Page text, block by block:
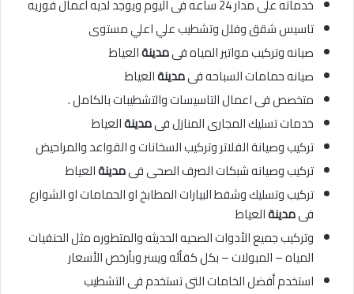
خدماته على مدار 24 ساعه فى اليوم ويوجد لديه أعمال فوريه
تاسيس شقق وفلل وتشطيب علي اعلي مستوى
صيانه وتركيب مواتير المياه فىمدينةالعياط
صيانه حمامات السباحه فىمدينةالعياط
متخصص فى اعمال التاسيسات والتشطيبات بالكامل .
خدمات تسليك المجارى المنازل فىمدينةالعياط
تركيب وصيانة الفلاتر وتركيب السخانات و القواعد والمراحيض
تركيب وصيانه شبكات الصرف الصحى فىمدينةالعياط
تركيب وتسليك وشفط البيارات المطابخ او الحمامات او الشوارع
فىمدينةالعياط
وتركيب جميع الأدوات الصحيه الحديثه والمتطوره مثل الحنفيات
المياه – المبولات – بكل كفأئه ويسر وبأرخص الأسعار
استخدم أفضل الخامات التى تستخدم فى التشطيب